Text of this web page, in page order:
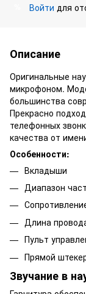
Войти для
Описание
Оригинальные
микрофоном.
большинства
Прекрасно
телефонных
качества от
Особенности:
Вкладыши
Диапазон
Длина
Пульт
Прямой
Звучание в